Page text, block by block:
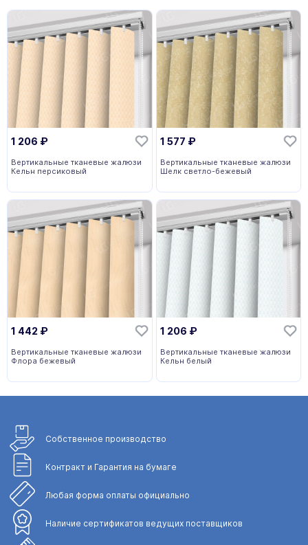
1 206 ₽
Вертикальные тканевые жалюзи
Кельн персиковый
1 577 ₽
Вертикальные тканевые жалюзи
Шелк светло-бежевый
1 442 ₽
Вертикальные тканевые жалюзи
Флора бежевый
1 206 ₽
Вертикальные тканевые жалюзи
Кельн белый
Собственное производство
Контракт и Гарантия на бумаге
Любая форма оплаты официально
Наличие сертификатов ведущих поставщиков